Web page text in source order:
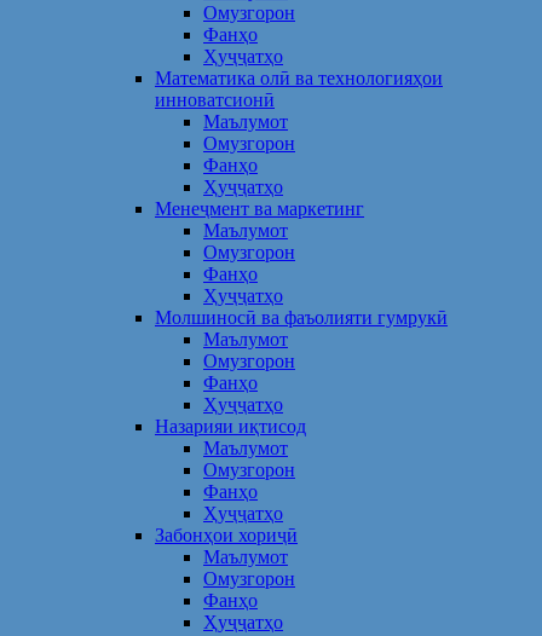
Омузгорон
Фанҳо
Ҳуҷҷатҳо
Математика олӣ ва технологияҳои
инноватсионӣ
Маълумот
Омузгорон
Фанҳо
Ҳуҷҷатҳо
Менеҷмент ва маркетинг
Маълумот
Омузгорон
Фанҳо
Ҳуҷҷатҳо
Молшиносӣ ва фаъолияти гумрукӣ
Маълумот
Омузгорон
Фанҳо
Ҳуҷҷатҳо
Назарияи иқтисод
Маълумот
Омузгорон
Фанҳо
Ҳуҷҷатҳо
Забонҳои хориҷӣ
Маълумот
Омузгорон
Фанҳо
Ҳуҷҷатҳо